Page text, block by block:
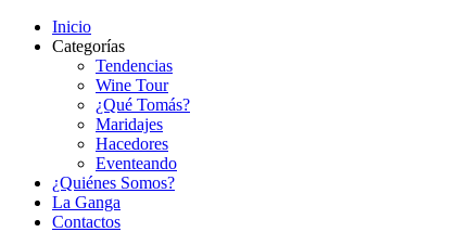
Inicio
Categorías
Tendencias
Wine Tour
¿Qué Tomás?
Maridajes
Hacedores
Eventeando
¿Quiénes Somos?
La Ganga
Contactos